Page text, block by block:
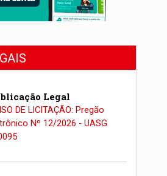
Legal
DE LICITAÇÃO: Pregão
Nº 12/2026 - UASG